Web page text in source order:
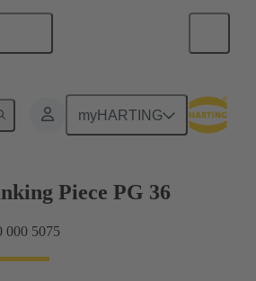
myHARTING
Piece PG 36
000 5075